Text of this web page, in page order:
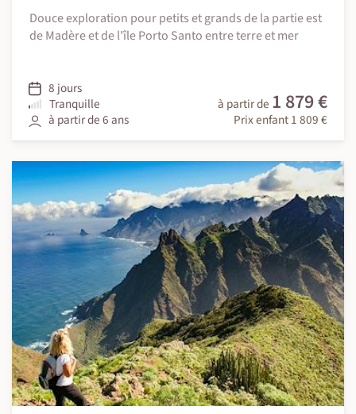
Douce exploration pour petits et grands de la partie est
de Madère et de l'île Porto Santo entre terre et mer
8 jours
Tranquille
à partir de 6 ans
à partir de 1 879 €
Prix enfant 1 809 €